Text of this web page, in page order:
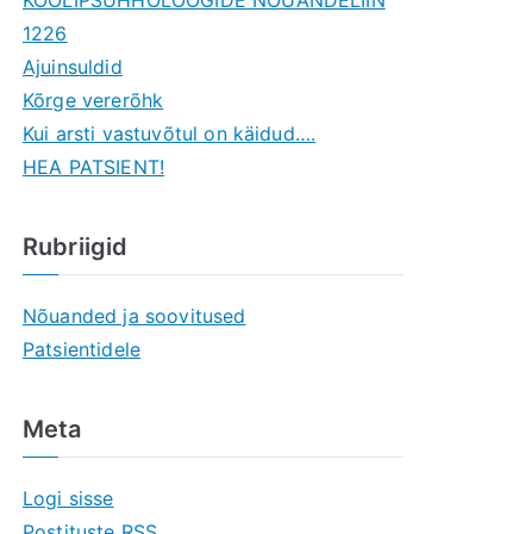
1226
Ajuinsuldid
Kõrge vererõhk
Kui arsti vastuvõtul on käidud….
HEA PATSIENT!
Rubriigid
Nõuanded ja soovitused
Patsientidele
Meta
Logi sisse